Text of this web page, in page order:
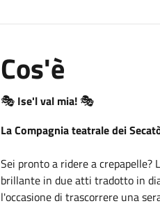
Cos'è
🎭 Ise'l val mia! 🎭
La Compagnia teatrale dei
Sei pronto a ridere a crepapelle?
brillante in due atti tradotto in
l'occasione di trascorrere una